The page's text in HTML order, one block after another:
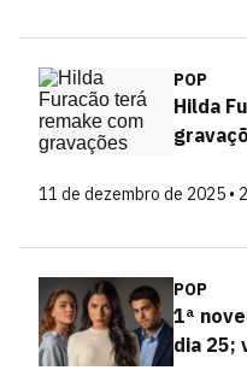
POP
Hilda
11 de dezembro de 2025 •
POP
1ª
dia 25;